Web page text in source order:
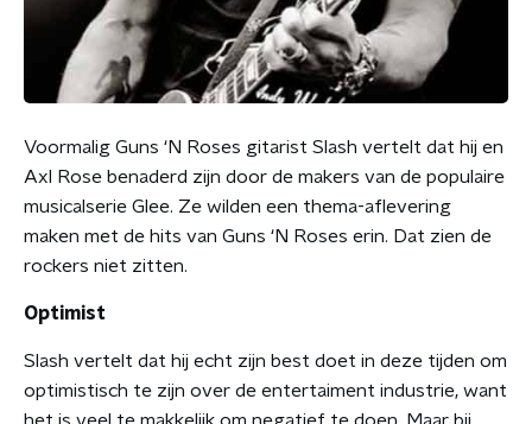
Voormalig Guns ‘N Roses gitarist Slash vertelt dat hij en
Axl Rose benaderd zijn door de makers van de populaire
musicalserie Glee. Ze wilden een thema-aflevering
maken met de hits van Guns ‘N Roses erin. Dat zien de
rockers niet zitten.
Optimist
Slash vertelt dat hij echt zijn best doet in deze tijden om
optimistisch te zijn over de entertaiment industrie, want